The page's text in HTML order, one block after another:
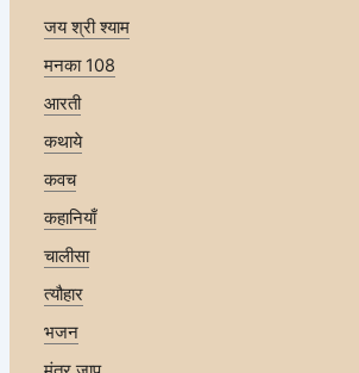
जय श्री श्याम
मनका 108
आरती
कथाये
कवच
कहानियाँ
चालीसा
त्यौहार
भजन